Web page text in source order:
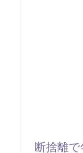
断捨離